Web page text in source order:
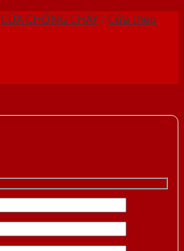
CỬA CHỐNG CHÁY/Cửa thép